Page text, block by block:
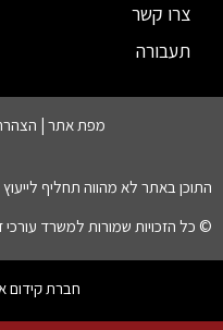
צרו קשר
תעבורה
מפת אתר |
התוכן באתר לא מהווה תחליף
© כל הזכויות שמורות למשרד עורכי
חברת קידום